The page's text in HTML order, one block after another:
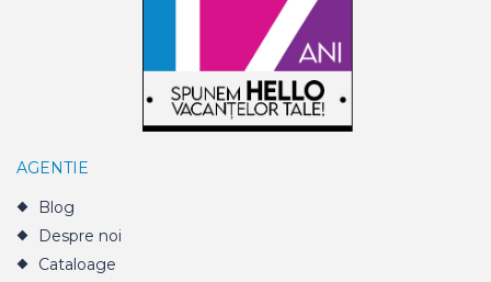
AGENTIE
Blog
Despre noi
Cataloage